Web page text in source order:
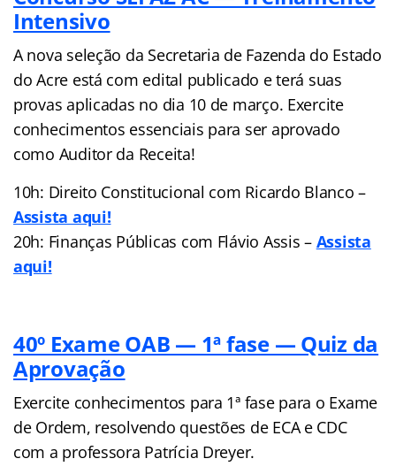
Intensivo
A nova seleção da Secretaria de Fazenda do Estado
do Acre está com edital publicado e terá suas
provas aplicadas no dia 10 de março. Exercite
conhecimentos essenciais para ser aprovado
como Auditor da Receita!
10h: Direito Constitucional com Ricardo Blanco –
Assista aqui!
20h: Finanças Públicas com Flávio Assis – Assista
aqui!
40º Exame OAB — 1ª fase — Quiz da
Aprovação
Exercite conhecimentos para 1ª fase para o Exame
de Ordem, resolvendo questões de ECA e CDC
com a professora Patrícia Dreyer.